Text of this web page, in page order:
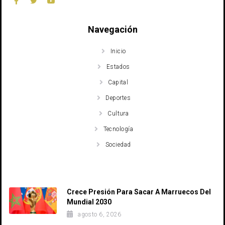
Navegación
Inicio
Estados
Capital
Deportes
Cultura
Tecnología
Sociedad
Crece Presión Para Sacar A Marruecos Del
Mundial 2030
agosto 6, 2026